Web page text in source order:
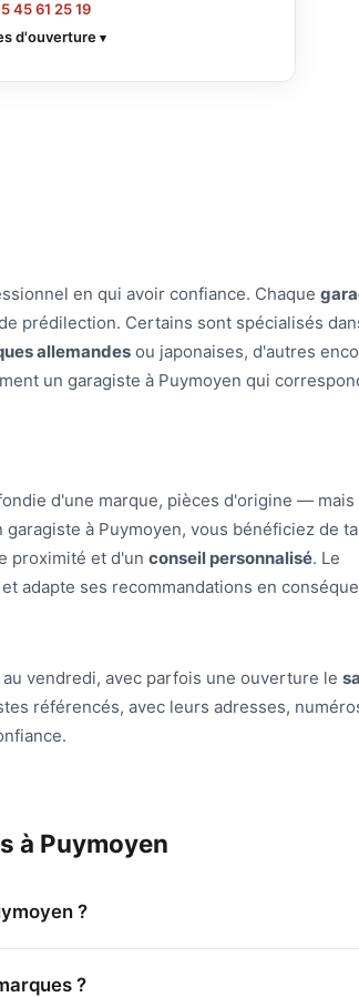
45 61 25 19
d'ouverture
en qui avoir confiance. Chaque
prédilection. Certains sont spécialisés
allemandes ou japonaises, d'autres
un garagiste à Puymoyen qui
d'une marque, pièces d'origine — mais
garagiste à Puymoyen, vous bénéficiez de
proximité et d'un conseil personnalisé. Le
adapte ses recommandations en
vendredi, avec parfois une ouverture le
référencés, avec leurs adresses,
à Puymoyen
?
?